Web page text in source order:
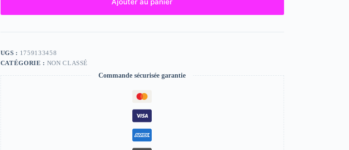
UGS : 1759133458
CATÉGORIE : NON CLASSÉ
Commande sécurisée garantie